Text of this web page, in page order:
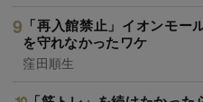
「再入館禁止」イオンモ
を守れなかったワケ
窪田順生